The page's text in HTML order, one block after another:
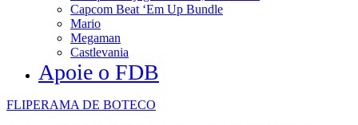
Capcom Beat ‘Em Up Bundle
Mario
Megaman
Castlevania
Apoie o FDB
FLIPERAMA DE BOTECO